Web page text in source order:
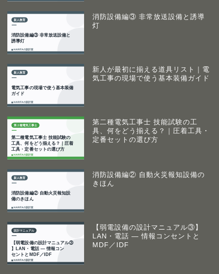
消防設備編③ 非常放送設備と誘導
灯
新人が最初に揃える道具リスト｜電
気工事の現場で使う基本装備ガイド
第二種電気工事士 技能試験の工
具、何をどう揃える？｜圧着工具・
定番セットの選び方
消防設備編② 自動火災報知設備の
きほん
【弱電設備の設計マニュアル③】
LAN・電話 ― 情報コンセントと
MDF／IDF